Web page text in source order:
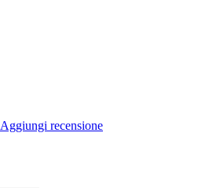
Aggiungi recensione